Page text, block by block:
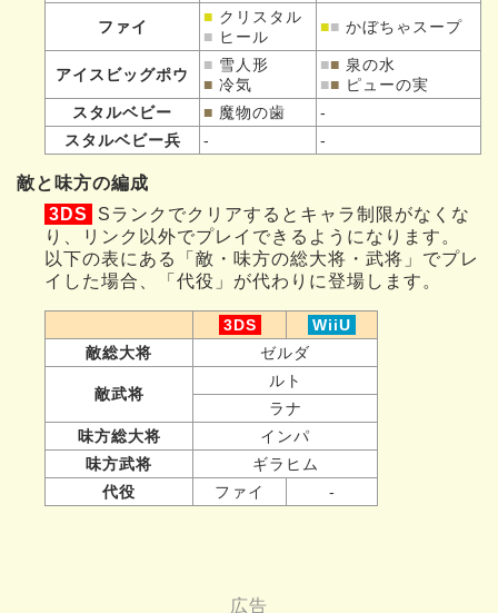
ファイ
■ クリスタル
■ ヒール
■■ かぼちゃスープ
アイスビッグポウ
■ 雪人形
■ 冷気
■■ 泉の水
■■ ピューの実
スタルベビー
■ 魔物の歯
-
スタルベビー兵
- -
敵と味方の編成
3DS
Sランクでクリアするとキャラ制限がなくな
り、リンク以外でプレイできるようになります。
以下の表にある「敵・味方の総大将・武将」でプレ
イした場合、「代役」が代わりに登場します。
3DS
WiiU
敵総大将
ゼルダ
敵武将
ルト
ラナ
味方総大将
インパ
味方武将
ギラヒム
代役
ファイ -